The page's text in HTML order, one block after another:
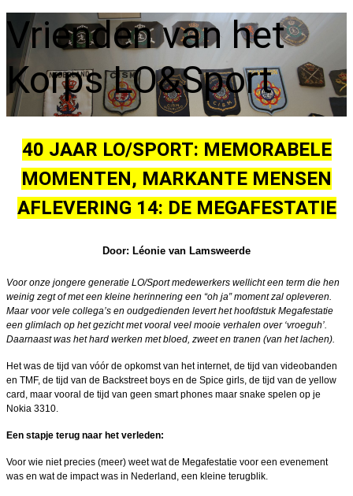
Vrienden van het
Korps LO&Sport
40 JAAR LO/SPORT: MEMORABELE
MOMENTEN, MARKANTE MENSEN
AFLEVERING 14: DE MEGAFESTATIE
Door: Léonie van Lamsweerde
Voor onze jongere generatie LO/Sport medewerkers wellicht een term die hen
weinig zegt of met een kleine herinnering een “oh ja” moment zal opleveren.
Maar voor vele collega’s en oudgedienden levert het hoofdstuk Megafestatie
een glimlach op het gezicht met vooral veel mooie verhalen over ‘vroeguh’.
Daarnaast was het hard werken met bloed, zweet en tranen (van het lachen).
Het was de tijd van vóór de opkomst van het internet, de tijd van videobanden
en TMF, de tijd van de Backstreet boys en de Spice girls, de tijd van de yellow
card, maar vooral de tijd van geen smart phones maar snake spelen op je
Nokia 3310.
Een stapje terug naar het verleden:
Voor wie niet precies (meer) weet wat de Megafestatie voor een evenement
was en wat de impact was in Nederland, een kleine terugblik.